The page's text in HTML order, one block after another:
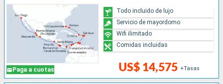
Paga a cuotas US$ 14,575 +Tasas
Todo incluido de lujo
Servicio de mayordomo
Wifi ilimitado
Comidas incluidas